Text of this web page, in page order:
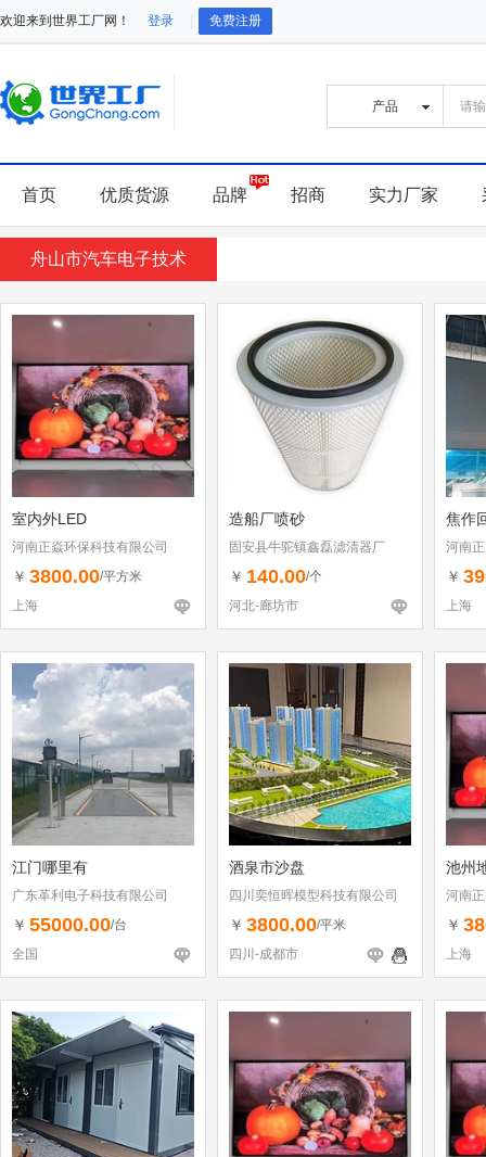
欢迎来到世界工厂网！ 登录 免费注册
首页 优质货源 品牌 招商 实力厂家
舟山市汽车电子技术
室内外LED
河南正焱环保科技有限公司
￥ 3800.00/平方米
上海
造船厂喷砂
固安县牛驼镇鑫磊滤清器厂
￥ 140.00/个
河北-廊坊市
焦作
河南
￥
上海
江门哪里有
广东革利电子科技有限公司
￥ 55000.00/台
全国
酒泉市沙盘
四川奕恒晖模型科技有限公司
￥ 3800.00/平米
四川-成都市
池州
河南
￥
上海